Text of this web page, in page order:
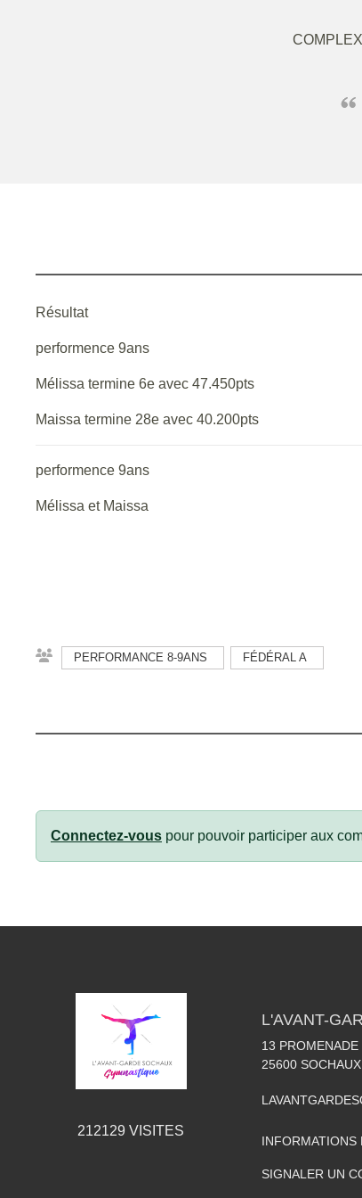
Résultat
performence 9ans
Mélissa termine 6e avec 47.450pts
Maissa termine 28e avec 40.200pts
performence 9ans
Mélissa et Maissa
PERFORMANCE 8-9ANS FÉDÉRAL A
Connectez-vous pour pouvoir participer aux
212129 VISITES
L'AVANT-
13
25600 SOCHAUX
INFORMATIONS
SIGNALER UN